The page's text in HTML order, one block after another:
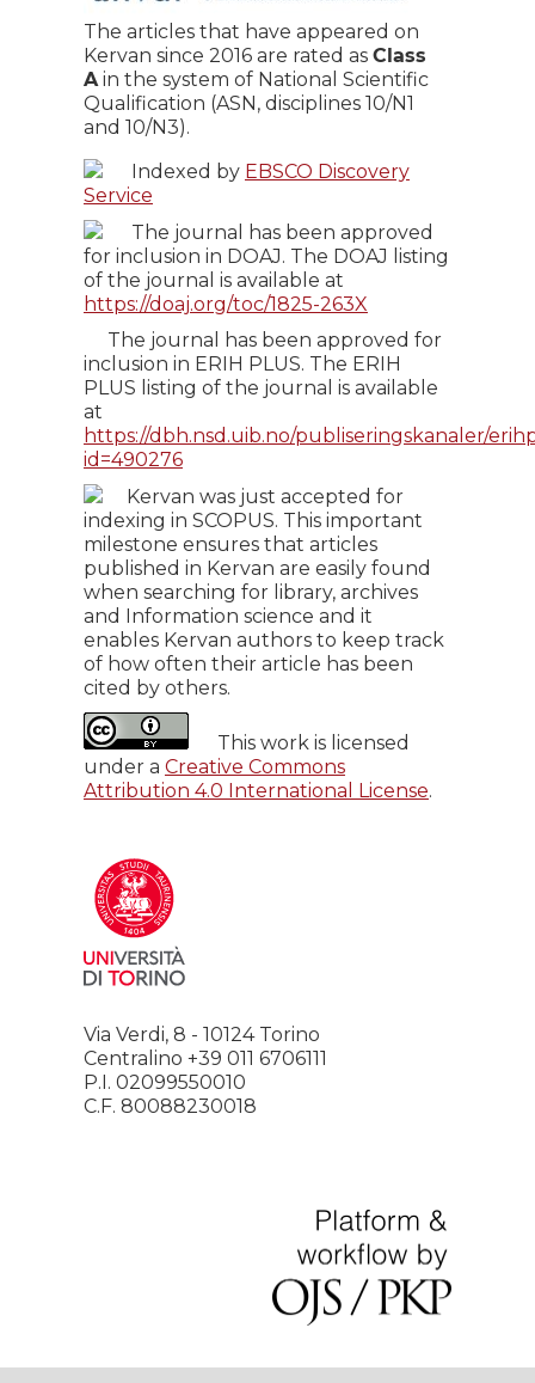
The articles that have appeared on
Kervan since 2016 are rated as Class
Ain the system of National Scientific
Qualification (ASN, disciplines 10/N1
and 10/N3).
Indexed by EBSCO Discovery
Service
The journal has been approved
for inclusion in DOAJ. The DOAJ listing
of the journal is available at
https://doaj.org/toc/1825-263X
The journal has been approved for
inclusion in ERIH PLUS. The ERIH
PLUS listing of the journal is available
at
https://dbh.nsd.uib.no/publiseringskanaler/
id=490276
Kervan was just accepted for
indexing in SCOPUS. This important
milestone ensures that articles
published in Kervan are easily found
when searching for library, archives
and Information science and it
enables Kervan authors to keep track
of how often their article has been
cited by others.
This work is licensed
under a Creative Commons
Attribution 4.0 International License.
Via Verdi, 8 - 10124 Torino
Centralino +39 011 6706111
P.I. 02099550010
C.F. 80088230018